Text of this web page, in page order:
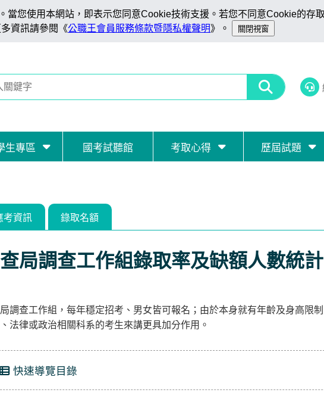
您使用本網站，即表示您同意Cookie技術支援。若您不同意Cookie的存
資訊請參閱《公職王會員服務條款暨隱私權聲明》。
生專區 國考試聽館 考取心得 歷屆試題
考資訊 錄取名額
局調查工作組錄取率及缺額人數統計
調查工作組，每年穩定招考、男女皆可報名；由於本身就有年齡及身高限
法律或政治相關科系的考生來講更具加分作用。
快速導覽目錄